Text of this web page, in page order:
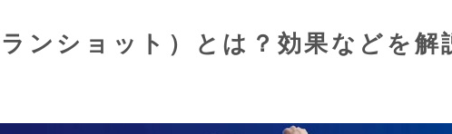
ンショット）とは？効果などを解